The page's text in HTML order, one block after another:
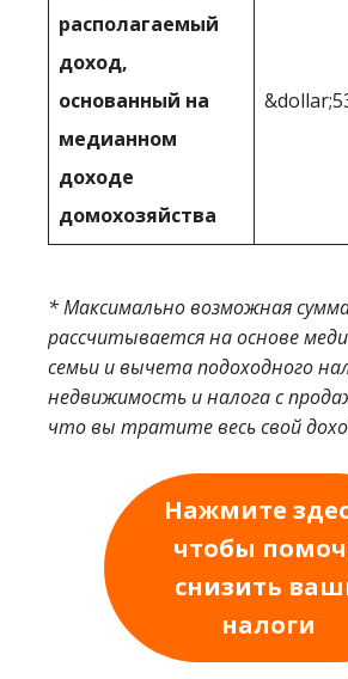
располагаемый
доход,
основанный на
медианном
доходе
домохозяйства
* Максимально возможная
рассчитывается на основе
семьи и вычета подоходного
недвижимость и налога с
что вы тратите весь свой
Нажмите
чтобы
снизить
налоги